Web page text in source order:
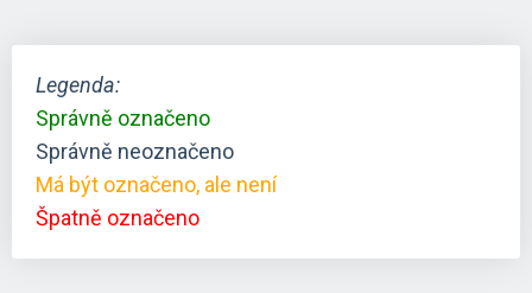
Legenda:
Správně označeno
Správně neoznačeno
Má být označeno, ale není
Špatně označeno